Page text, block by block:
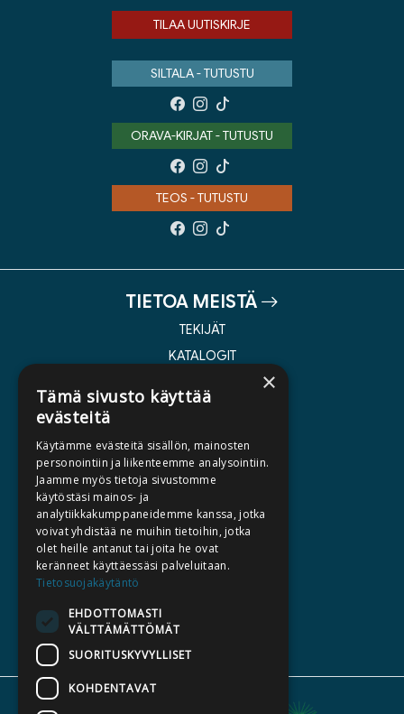
TILAA UUTISKIRJE
SILTALA - TUTUSTU
ORAVA-KIRJAT - TUTUSTU
TEOS - TUTUSTU
TIETOA MEISTÄ
TEKIJÄT
KATALOGIT
KIRJA TILAUSTYÖNÄ
MEDIALLE
LASKUTUSOSOITTEET
SILTALA.FI
ENNAKKOTILATTAVAT
LAHJAKORTTI
×
Tämä sivusto käyttää
evästeitä
Käytämme evästeitä sisällön, mainosten
personointiin ja liikenteemme analysointiin.
Jaamme myös tietoja sivustomme
käytöstäsi mainos- ja
analytiikkakumppaneidemme kanssa, jotka
voivat yhdistää ne muihin tietoihin, jotka
olet heille antanut tai joita he ovat
keränneet käyttäessäsi palveluitaan.
Tietosuojakäytäntö
EHDOTTOMASTI
VÄLTTÄMÄTTÖMÄT
SUORITUSKYVYLLISET
KOHDENTAVAT